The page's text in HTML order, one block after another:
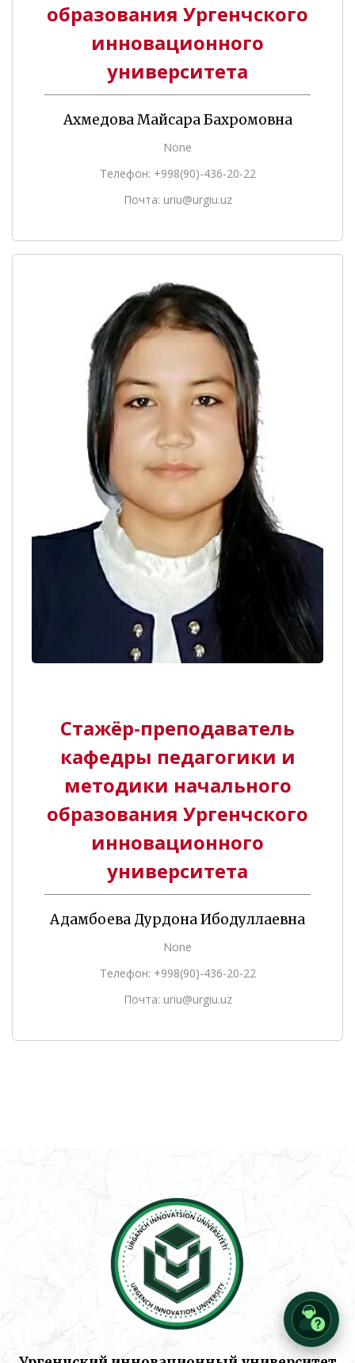
образования Ургенчского
инновационного
университета
Ахмедова Майсара Бахромовна
None
Телефон: +998(90)-436-20-22
Почта: uriu@urgiu.uz
Стажёр-преподаватель
кафедры педагогики и
методики начального
образования Ургенчского
инновационного
университета
Адамбоева Дурдона Ибодуллаевна
None
Телефон: +998(90)-436-20-22
Почта: uriu@urgiu.uz